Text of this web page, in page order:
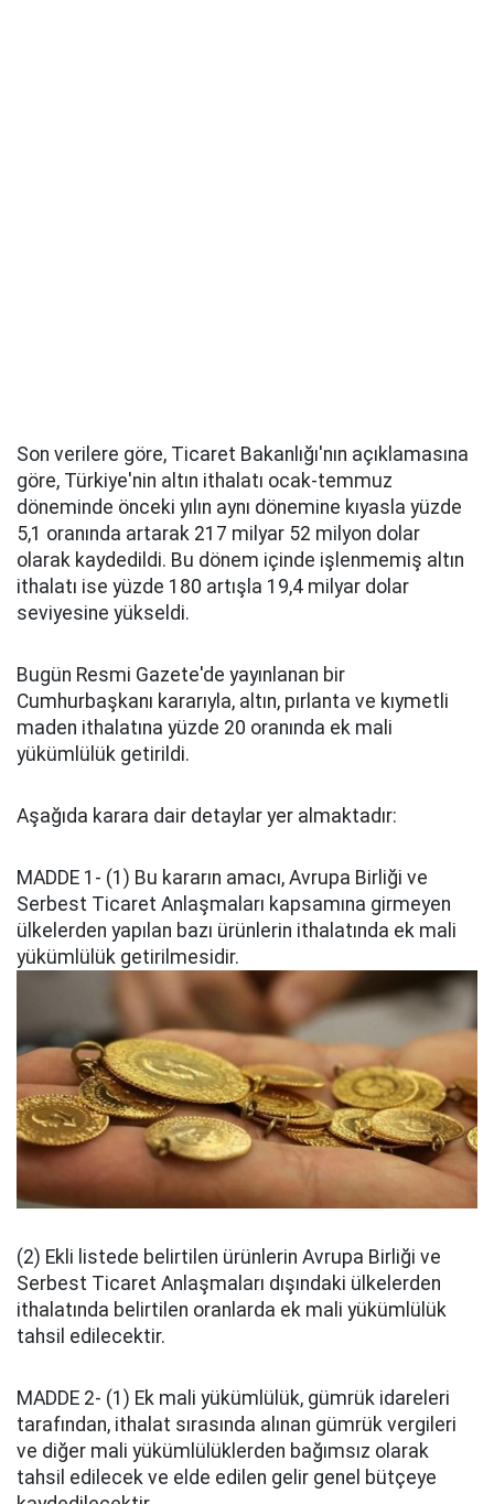
Son verilere göre, Ticaret Bakanlığı'nın açıklamasına
göre, Türkiye'nin altın ithalatı ocak-temmuz
döneminde önceki yılın aynı dönemine kıyasla yüzde
5,1 oranında artarak 217 milyar 52 milyon dolar
olarak kaydedildi. Bu dönem içinde işlenmemiş altın
ithalatı ise yüzde 180 artışla 19,4 milyar dolar
seviyesine yükseldi.
Bugün Resmi Gazete'de yayınlanan bir
Cumhurbaşkanı kararıyla, altın, pırlanta ve kıymetli
maden ithalatına yüzde 20 oranında ek mali
yükümlülük getirildi.
Aşağıda karara dair detaylar yer almaktadır:
MADDE 1- (1) Bu kararın amacı, Avrupa Birliği ve
Serbest Ticaret Anlaşmaları kapsamına girmeyen
ülkelerden yapılan bazı ürünlerin ithalatında ek mali
yükümlülük getirilmesidir.
(2) Ekli listede belirtilen ürünlerin Avrupa Birliği ve
Serbest Ticaret Anlaşmaları dışındaki ülkelerden
ithalatında belirtilen oranlarda ek mali yükümlülük
tahsil edilecektir.
MADDE 2- (1) Ek mali yükümlülük, gümrük idareleri
tarafından, ithalat sırasında alınan gümrük vergileri
ve diğer mali yükümlülüklerden bağımsız olarak
tahsil edilecek ve elde edilen gelir genel bütçeye